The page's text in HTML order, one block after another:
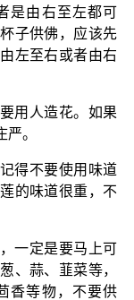
是由右至左都可
子供佛，应该先
左至右或者由右
用人造花。如果
。
得不要使用味道
的味道很重，不
一定是要马上可
、蒜、韮菜等，
香等物，不要供